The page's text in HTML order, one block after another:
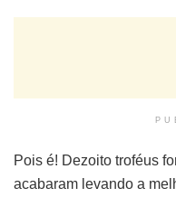
Pois é! Dezoito troféus
acabaram levando a